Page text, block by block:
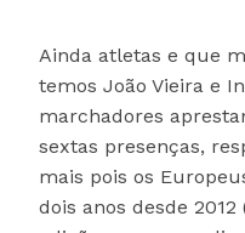
Ainda atletas e que
temos João Vieira e
marchadores
sextas presenças,
mais pois os
dois anos desde